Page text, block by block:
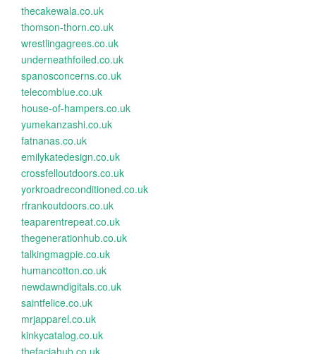
thecakewala.co.uk
thomson-thorn.co.uk
wrestlingagrees.co.uk
underneathfoiled.co.uk
spanosconcerns.co.uk
telecomblue.co.uk
house-of-hampers.co.uk
yumekanzashi.co.uk
fatnanas.co.uk
emilykatedesign.co.uk
crossfelloutdoors.co.uk
yorkroadreconditioned.co.uk
rfrankoutdoors.co.uk
teaparentrepeat.co.uk
thegenerationhub.co.uk
talkingmagpie.co.uk
humancotton.co.uk
newdawndigitals.co.uk
saintfelice.co.uk
mrjapparel.co.uk
kinkycatalog.co.uk
thefaciahub.co.uk